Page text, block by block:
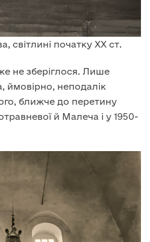
світлині початку ХХ ст.
не зберіглося. Лише
ймовірно, неподалік
ближче до перетину
й Малеча і у 1950-